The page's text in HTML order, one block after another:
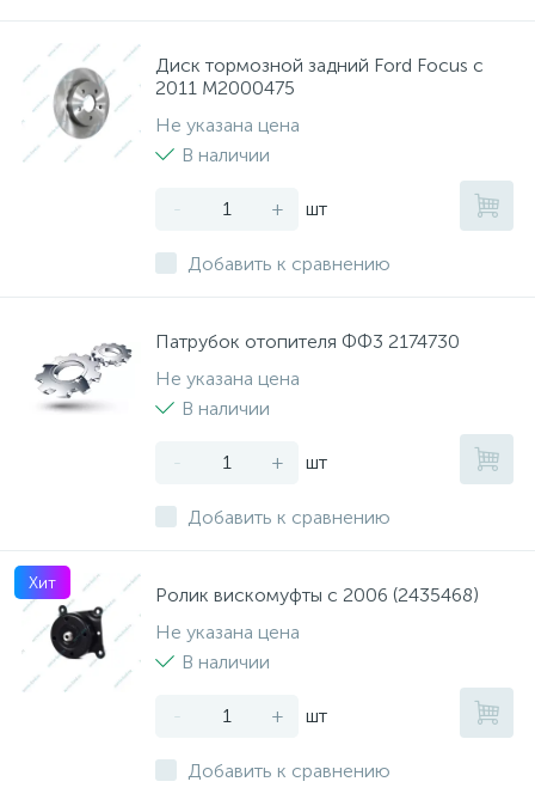
Диск тормозной задний Ford Focus с
2011 M2000475
Не указана цена
В наличии
- + шт
Добавить к сравнению
Патрубок отопителя ФФ3 2174730
Не указана цена
В наличии
- + шт
Добавить к сравнению
Хит
Ролик вискомуфты с 2006 (2435468)
Не указана цена
В наличии
- + шт
Добавить к сравнению